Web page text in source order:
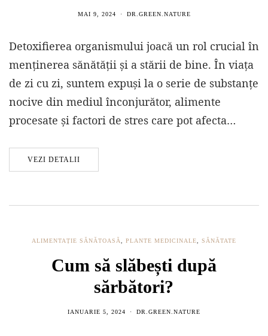
MAI 9, 2024 DR.GREEN.NATURE
Detoxifierea organismului joacă un rol crucial în
menținerea sănătății și a stării de bine. În viața
de zi cu zi, suntem expuși la o serie de substanțe
nocive din mediul înconjurător, alimente
procesate și factori de stres care pot afecta…
VEZI DETALII
ALIMENTAȚIE SĂNĂTOASĂ PLANTE MEDICINALE SĂNĂTATE
Cum să slăbești după
sărbători?
IANUARIE 5, 2024 DR.GREEN.NATURE